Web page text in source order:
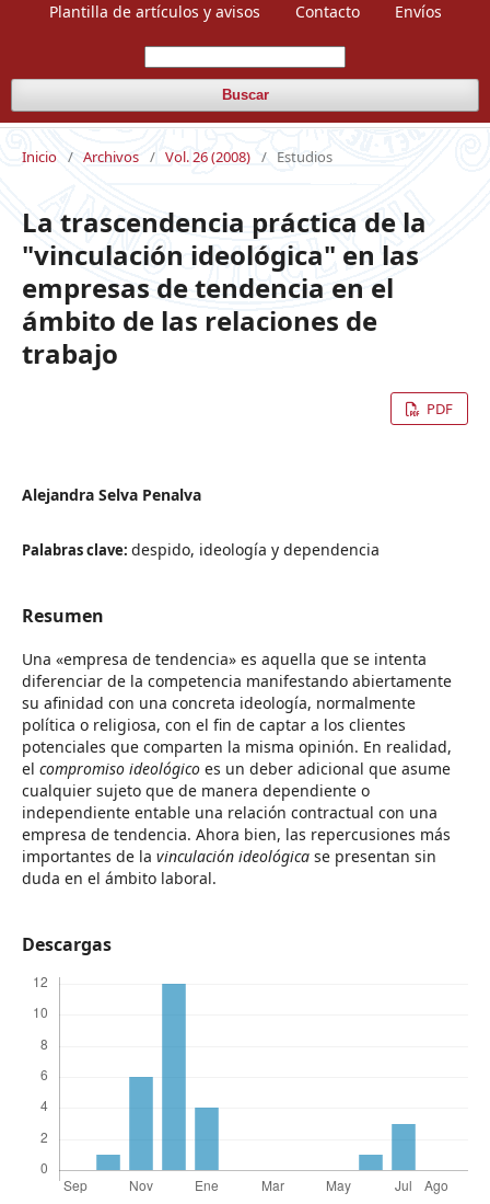
Plantilla de artículos y avisos Contacto Envíos
Buscar
Inicio / Archivos / Vol. 26 (2008) / Estudios
La trascendencia práctica de la
"vinculación ideológica" en las
empresas de tendencia en el
ámbito de las relaciones de
trabajo
PDF
Alejandra Selva Penalva
Palabras clave: despido, ideología y dependencia
Resumen
Una «empresa de tendencia» es aquella que se intenta
diferenciar de la competencia manifestando abiertamente
su afinidad con una concreta ideología, normalmente
política o religiosa, con el fin de captar a los clientes
potenciales que comparten la misma opinión. En realidad,
el compromiso ideológico es un deber adicional que asume
cualquier sujeto que de manera dependiente o
independiente entable una relación contractual con una
empresa de tendencia. Ahora bien, las repercusiones más
importantes de la vinculación ideológica se presentan sin
duda en el ámbito laboral.
Descargas